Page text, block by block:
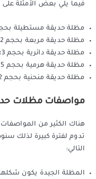
فيما يلي بعض الأمثلة
مظلة حديقة مستطيلة بحجم 3×4
مظلة حديقة مربعة بحجم 2×2 متر.
مظلة حديقة دائرية بحجم 3×3 متر.
مظلة حديقة هرمية بحجم 5×5 متر.
مظلة حديقة منحنية بحجم 2×3 متر.
مواصفات مظلات
هناك الكثير من
تدوم لفترة كبيرة لذلك
التالي:
المظلة الجيدة يكون